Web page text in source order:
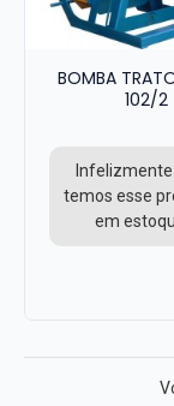
BOMBA
102/2
temos esse
em